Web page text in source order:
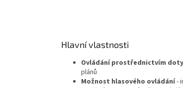
Hlavní vlastnosti
Ovládání prostřednictvím
plánů
Možnost hlasového ovládání-